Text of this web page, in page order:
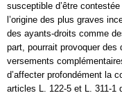
susceptible d’être
l’origine des plus graves
des ayants-droits comme
part, pourrait provoquer des
versements
d’affecter profondément la
articles L. 122-5 et L. 311-1